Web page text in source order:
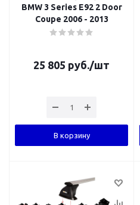
BMW 3 Series E92 2 Door
Coupe 2006 - 2013
25 805 руб./шт
В корзину